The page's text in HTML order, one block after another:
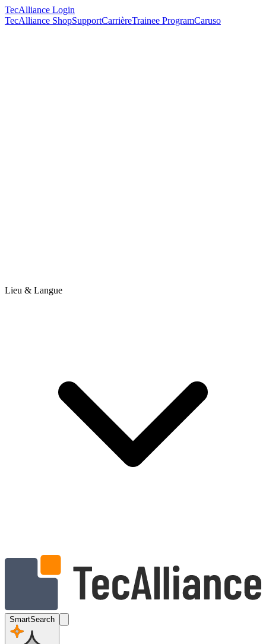
TecAlliance Login
TecAlliance ShopSupportCarrièreTrainee ProgramCaruso
Lieu & Langue
SmartSearch